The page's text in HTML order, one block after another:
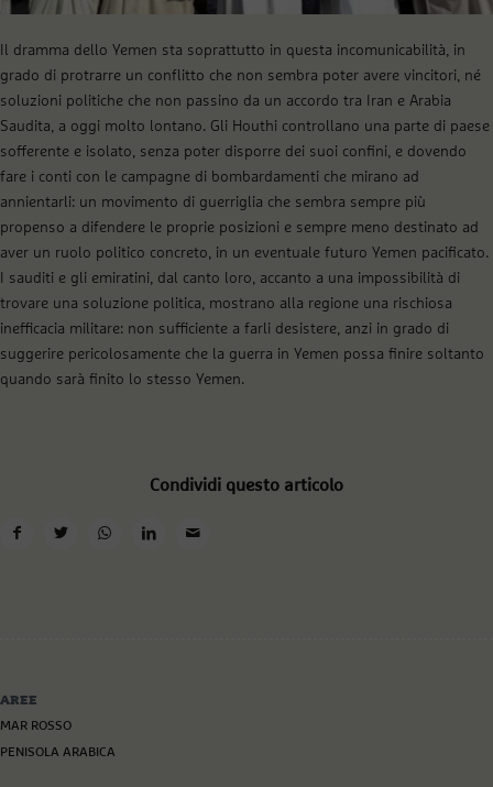
Il dramma dello Yemen sta soprattutto in questa incomunicabilità, in
grado di protrarre un conflitto che non sembra poter avere vincitori, né
soluzioni politiche che non passino da un accordo tra Iran e Arabia
Saudita, a oggi molto lontano. Gli Houthi controllano una parte di paese
sofferente e isolato, senza poter disporre dei suoi confini, e dovendo
fare i conti con le campagne di bombardamenti che mirano ad
annientarli: un movimento di guerriglia che sembra sempre più
propenso a difendere le proprie posizioni e sempre meno destinato ad
aver un ruolo politico concreto, in un eventuale futuro Yemen pacificato.
I sauditi e gli emiratini, dal canto loro, accanto a una impossibilità di
trovare una soluzione politica, mostrano alla regione una rischiosa
inefficacia militare: non sufficiente a farli desistere, anzi in grado di
suggerire pericolosamente che la guerra in Yemen possa finire soltanto
quando sarà finito lo stesso Yemen.
Condividi questo articolo
AREE
MAR ROSSO
PENISOLA ARABICA